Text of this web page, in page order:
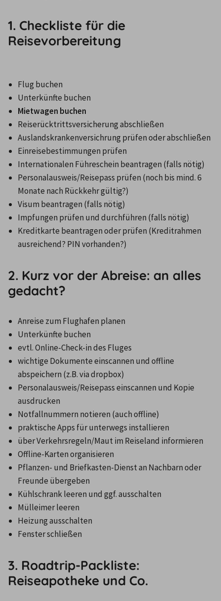
1. Checkliste für die
Reisevorbereitung
Flug buchen
Unterkünfte buchen
Mietwagen buchen
Reiserücktrittsversicherung abschließen
Auslandskrankenversichrung prüfen oder abschließen
Einreisebestimmungen prüfen
Internationalen Führeschein beantragen (falls nötig)
Personalausweis/Reisepass prüfen (noch bis mind. 6
Monate nach Rückkehr gültig?)
Visum beantragen (falls nötig)
Impfungen prüfen und durchführen (falls nötig)
Kreditkarte beantragen oder prüfen (Kreditrahmen
ausreichend? PIN vorhanden?)
2. Kurz vor der Abreise: an alles
gedacht?
Anreise zum Flughafen planen
Unterkünfte buchen
evtl. Online-Check-in des Fluges
wichtige Dokumente einscannen und offline
abspeichern (z.B. via dropbox)
Personalausweis/Reisepass einscannen und Kopie
ausdrucken
Notfallnummern notieren (auch offline)
praktische Apps für unterwegs installieren
über Verkehrsregeln/Maut im Reiseland informieren
Offline-Karten organisieren
Pflanzen- und Briefkasten-Dienst an Nachbarn oder
Freunde übergeben
Kühlschrank leeren und ggf. ausschalten
Mülleimer leeren
Heizung ausschalten
Fenster schließen
3. Roadtrip-Packliste:
Reiseapotheke und Co.